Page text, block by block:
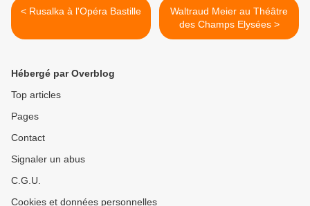
< Rusalka à l'Opéra Bastille
Waltraud Meier au Théâtre
des Champs Elysées >
Hébergé par Overblog
Top articles
Pages
Contact
Signaler un abus
C.G.U.
Cookies et données personnelles